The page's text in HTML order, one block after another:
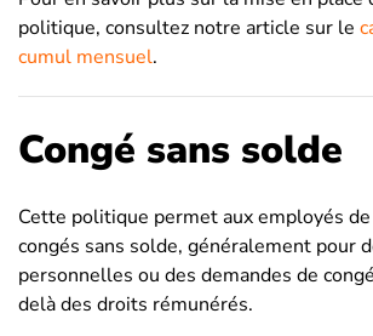
politique, consultez notre article sur le
cumul mensuel.
Congé sans solde
Cette politique permet aux employés
congés sans solde, généralement pour
personnelles ou des demandes de
delà des droits rémunérés.